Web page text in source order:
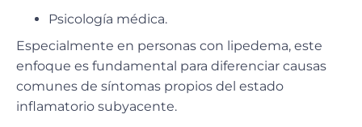
Psicología médica.
Especialmente en personas con lipedema, este
enfoque es fundamental para diferenciar causas
comunes de síntomas propios del estado
inflamatorio subyacente.